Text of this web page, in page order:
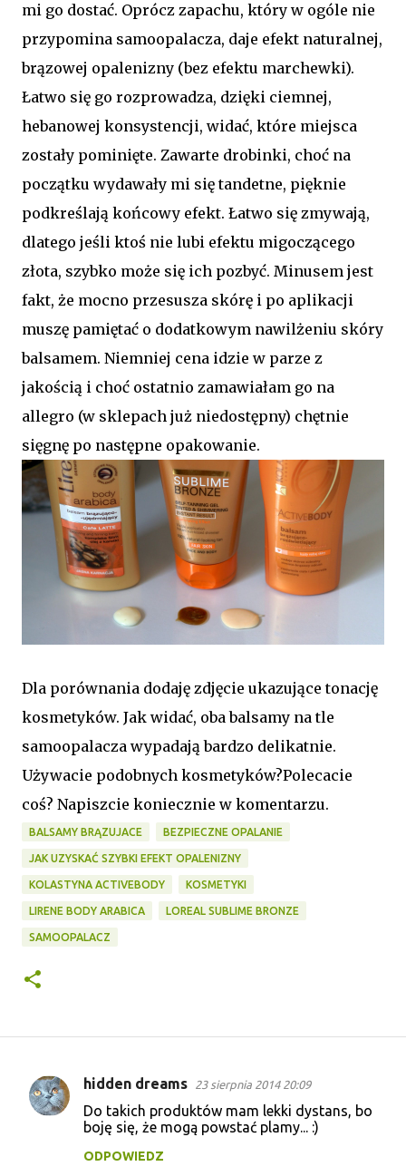
mi go dostać. Oprócz zapachu, który w ogóle nie
przypomina samoopalacza, daje efekt naturalnej,
brązowej opalenizny (bez efektu marchewki).
Łatwo się go rozprowadza, dzięki ciemnej,
hebanowej konsystencji, widać, które miejsca
zostały pominięte. Zawarte drobinki, choć na
początku wydawały mi się tandetne, pięknie
podkreślają końcowy efekt. Łatwo się zmywają,
dlatego jeśli ktoś nie lubi efektu migoczącego
złota, szybko może się ich pozbyć. Minusem jest
fakt, że mocno przesusza skórę i po aplikacji
muszę pamiętać o dodatkowym nawilżeniu skóry
balsamem. Niemniej cena idzie w parze z
jakością i choć ostatnio zamawiałam go na
allegro (w sklepach już niedostępny) chętnie
sięgnę po następne opakowanie.
Dla porównania dodaję zdjęcie ukazujące tonację
kosmetyków. Jak widać, oba balsamy na tle
samoopalacza wypadają bardzo delikatnie.
Używacie podobnych kosmetyków?Polecacie
coś? Napiszcie koniecznie w komentarzu.
BALSAMY BRĄZUJACE BEZPIECZNE OPALANIE
JAK UZYSKAĆ SZYBKI EFEKT OPALENIZNY
KOLASTYNA ACTIVEBODY KOSMETYKI
LIRENE BODY ARABICA LOREAL SUBLIME BRONZE
SAMOOPALACZ
K
hidden dreams 23 sierpnia 2014 20:09
Do takich produktów mam lekki dystans, bo
boję się, że mogą powstać plamy... :)
ODPOWIEDZ